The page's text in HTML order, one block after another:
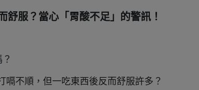
舒服？當心「胃酸不足」的警訊！
嗝不順，但一吃東西後反而舒服許多？